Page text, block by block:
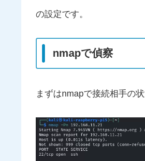
の設定です。
nmapで偵察
まずはnmapで接続相手の